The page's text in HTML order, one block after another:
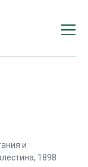
и
1898